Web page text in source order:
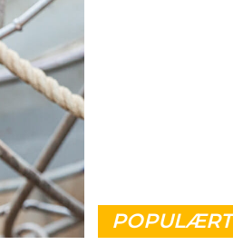
POPULÆRT